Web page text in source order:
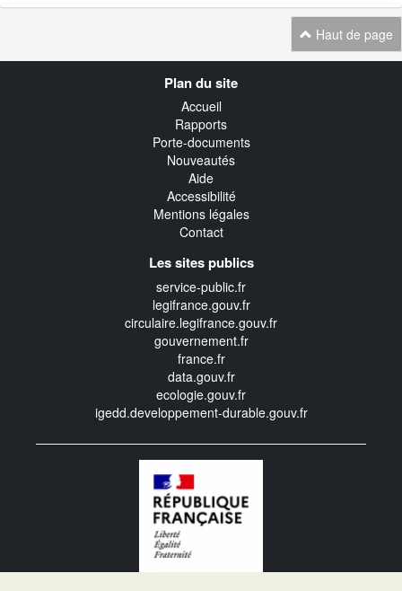
Haut de page
Plan du site
Accueil
Rapports
Porte-documents
Nouveautés
Aide
Accessibilité
Mentions légales
Contact
Les sites publics
service-public.fr
legifrance.gouv.fr
circulaire.legifrance.gouv.fr
gouvernement.fr
france.fr
data.gouv.fr
ecologie.gouv.fr
igedd.developpement-durable.gouv.fr